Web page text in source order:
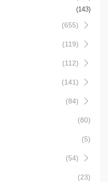
(143)
(655)
(119)
(112)
(141)
(84)
(80)
(5)
(54)
(23)